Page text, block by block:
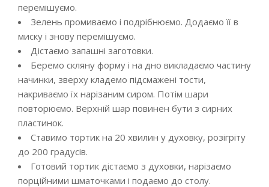
перемішуємо.
Зелень промиваємо і подрібнюємо. Додаємо її в
миску і знову перемішуємо.
Дістаємо запашні заготовки.
Беремо скляну форму і на дно викладаємо частину
начинки, зверху кладемо підсмажені тости,
накриваємо їх нарізаним сиром. Потім шари
повторюємо. Верхній шар повинен бути з сирних
пластинок.
Ставимо тортик на 20 хвилин у духовку, розігріту
до 200 градусів.
Готовий тортик дістаємо з духовки, нарізаємо
порційними шматочками і подаємо до столу.